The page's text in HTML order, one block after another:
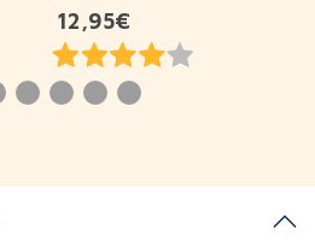
12,95€